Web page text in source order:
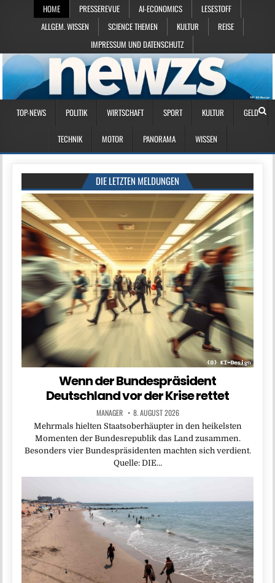
HOME PRESSEREVUE AI-ECONOMICS
LESESTOFF
ALLGEM. WISSEN
SCIENCE THEMEN KULTUR
REISE
IMPRESSUM UND DATENSCHUTZ
TOP-NEWS POLITIK WIRTSCHAFT SPORT KULTUR GELD
TECHNIK MOTOR PANORAMA WISSEN
DIE LETZTEN MELDUNGEN
Wenn der Bundespräsident
Deutschland vor der Krise rettet
MANAGER 8. AUGUST 2026
Mehrmals hielten Staatsoberhäupter in den heikelsten
Momenten der Bundesrepublik das Land zusammen.
Besonders vier Bundespräsidenten machten sich verdient.
Quelle: DIE…